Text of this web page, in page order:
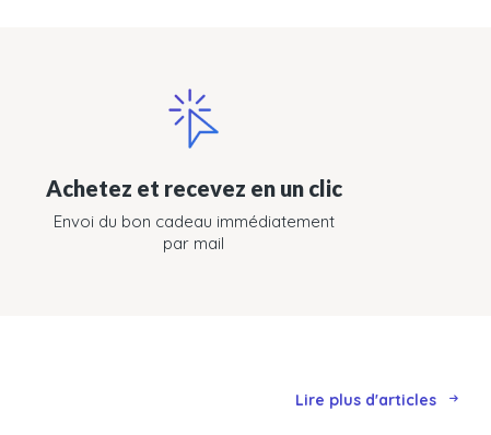
Achetez et recevez en un clic
Envoi du bon cadeau immédiatement
par mail
Lire plus d'articles